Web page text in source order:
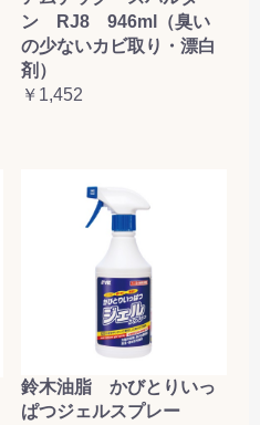
ン RJ8 946ml（臭い
の少ないカビ取り・漂白
剤）
￥1,452
鈴木油脂 かびとりいっ
ぱつジェルスプレー